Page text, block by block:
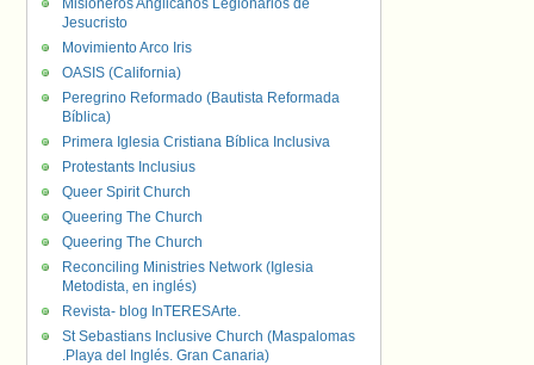
Misioneros Anglicanos Legionarios de
Jesucristo
Movimiento Arco Iris
OASIS (California)
Peregrino Reformado (Bautista Reformada
Bíblica)
Primera Iglesia Cristiana Bíblica Inclusiva
Protestants Inclusius
Queer Spirit Church
Queering The Church
Queering The Church
Reconciling Ministries Network (Iglesia
Metodista, en inglés)
Revista- blog InTERESArte.
St Sebastians Inclusive Church (Maspalomas
.Playa del Inglés. Gran Canaria)